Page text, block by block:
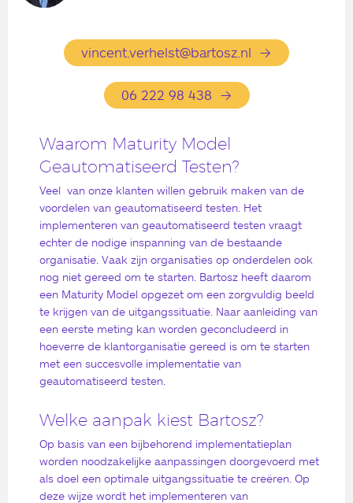
Waarom Maturity Model
Geautomatiseerd Testen?
Veel van onze klanten willen gebruik maken van de
voordelen van geautomatiseerd testen. Het
implementeren van geautomatiseerd testen vraagt
echter de nodige inspanning van de bestaande
organisatie. Vaak zijn organisaties op onderdelen ook
nog niet gereed om te starten. Bartosz heeft daarom
een Maturity Model opgezet om een zorgvuldig beeld
te krijgen van de uitgangssituatie. Naar aanleiding van
een eerste meting kan worden geconcludeerd in
hoeverre de klantorganisatie gereed is om te starten
met een succesvolle implementatie van
geautomatiseerd testen.
Welke aanpak kiest Bartosz?
Op basis van een bijbehorend implementatieplan
worden noodzakelijke aanpassingen doorgevoerd met
als doel een optimale uitgangssituatie te creëren. Op
deze wijze wordt het implementeren van
vincent.verhelst@bartosz.nl
06 222 98 438